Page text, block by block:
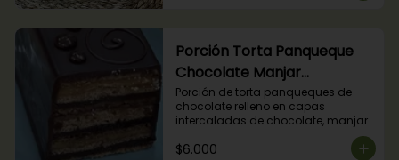
Porción Torta Panqueque
Chocolate Manjar
Frambuesa
Porción de torta panqueques de
chocolate relleno en capas
intercaladas de chocolate, manjar
$6.000